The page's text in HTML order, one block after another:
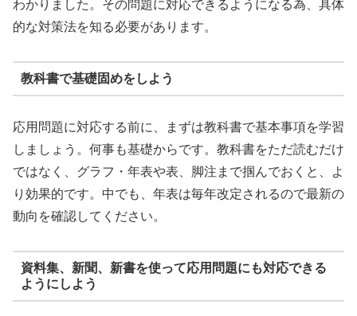
わかりました。その問題に対応できるようになる為、具体
的な対策法を知る必要があります。
教科書で基礎固めをしよう
応用問題に対応する前に、まずは教科書で基本事項を学習
しましょう。何事も基礎からです。教科書をただ読むだけ
ではなく、グラフ・年表や表、脚注まで掴んでおくと、よ
り効果的です。中でも、年表は毎年改定されるので最新の
動向を確認してください。
資料集、新聞、新書を使って応用問題にも対応できる
ようにしよう